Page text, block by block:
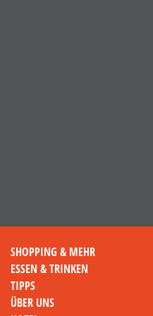
SHOPPING & MEHR
ESSEN & TRINKEN
TIPPS
ÜBER UNS